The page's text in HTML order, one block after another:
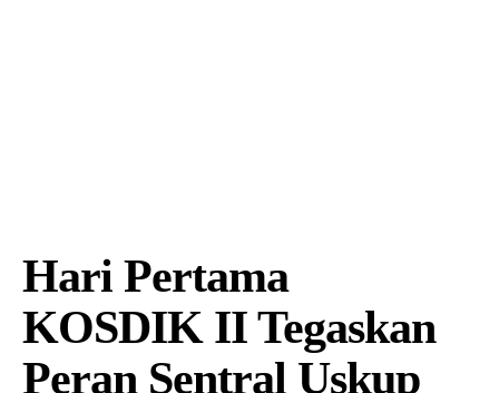
Hari Pertama
KOSDIK II Tegaskan
Peran Sentral Uskup